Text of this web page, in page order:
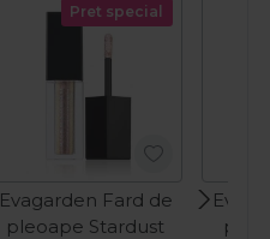
Pret special
Evagarden Fard de
pleoape Stardust